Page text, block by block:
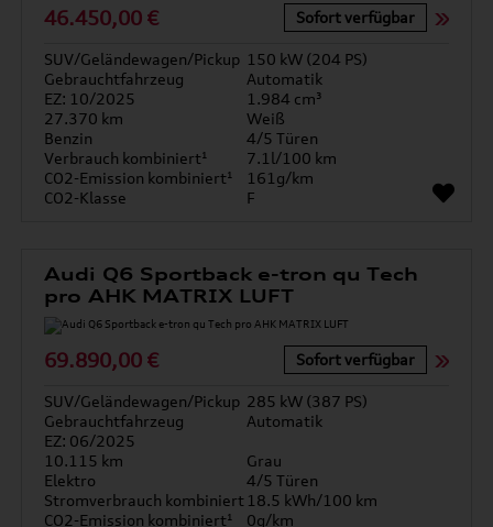
46.450,00 € Sofort verfügbar
SUV/Geländewagen/Pickup 150 kW (204 PS)
Gebrauchtfahrzeug
Automatik
EZ: 10/2025
1.984 cm³
27.370 km
Weiß
Benzin
4/5 Türen
Verbrauch kombiniert¹
7.1l/100 km
CO2-Emission kombiniert¹
161g/km
CO2-Klasse
F
Audi Q6 Sportback e-tron qu Tech
pro AHK MATRIX LUFT
69.890,00 € Sofort verfügbar
SUV/Geländewagen/Pickup 285 kW (387 PS)
Gebrauchtfahrzeug
Automatik
EZ: 06/2025
10.115 km
Grau
Elektro
4/5 Türen
Stromverbrauch kombiniert 18.5 kWh/100 km
CO2-Emission kombiniert¹
0g/km